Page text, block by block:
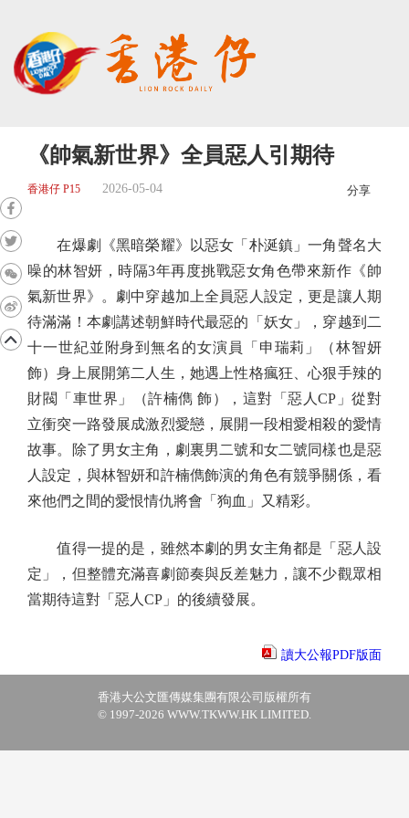
《帥氣新世界》全員惡人引期待
香港仔 P15 2026-05-04 分享
在爆劇《黑暗榮耀》以惡女「朴涎鎮」一角聲名大
噪的林智妍，時隔3年再度挑戰惡女角色帶來新作《帥
氣新世界》。劇中穿越加上全員惡人設定，更是讓人期
待滿滿！本劇講述朝鮮時代最惡的「妖女」，穿越到二
十一世紀並附身到無名的女演員「申瑞莉」（林智妍
飾）身上展開第二人生，她遇上性格瘋狂、心狠手辣的
財閥「車世界」（許楠儁 飾），這對「惡人CP」從對
立衝突一路發展成激烈愛戀，展開一段相愛相殺的愛情
故事。除了男女主角，劇裏男二號和女二號同樣也是惡
人設定，與林智妍和許楠儁飾演的角色有競爭關係，看
來他們之間的愛恨情仇將會「狗血」又精彩。
值得一提的是，雖然本劇的男女主角都是「惡人設
定」，但整體充滿喜劇節奏與反差魅力，讓不少觀眾相
當期待這對「惡人CP」的後續發展。
讀大公報PDF版面
香港大公文匯傳媒集團有限公司版權所有
© 1997-2026 WWW.TKWW.HK LIMITED.